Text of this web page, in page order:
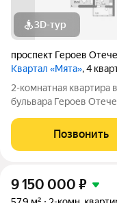
3D-тур
проспект Героев
Квартал «Мята», 4
2-комнатная
бульвара Героев
просторной гостиной
и зону для отдыха, а
Позвонить
9 150 000 ₽